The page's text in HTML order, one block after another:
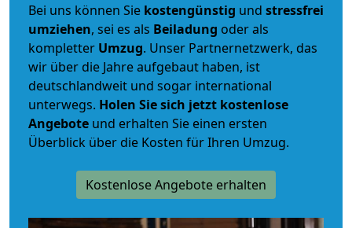
Bei uns können Sie kostengünstig und stressfrei
umziehen, sei es als Beiladung oder als
kompletter Umzug. Unser Partnernetzwerk, das
wir über die Jahre aufgebaut haben, ist
deutschlandweit und sogar international
unterwegs. Holen Sie sich jetzt kostenlose
Angebote und erhalten Sie einen ersten
Überblick über die Kosten für Ihren Umzug.
Kostenlose Angebote erhalten